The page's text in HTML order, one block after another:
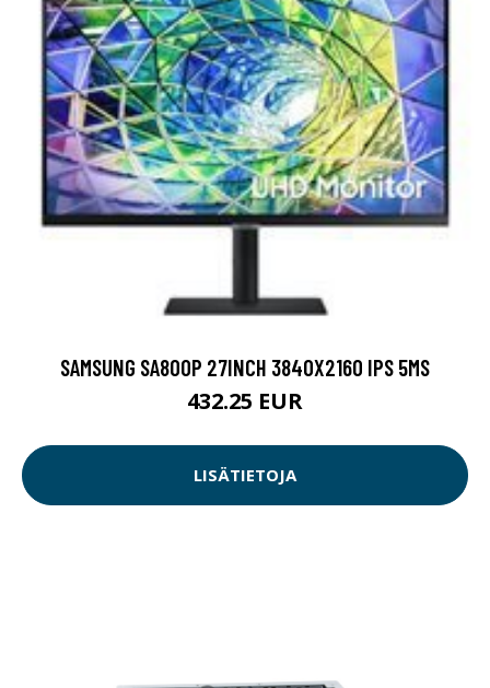
SAMSUNG SA800P 27INCH 3840X2160 IPS 5MS
432.25 EUR
LISÄTIETOJA